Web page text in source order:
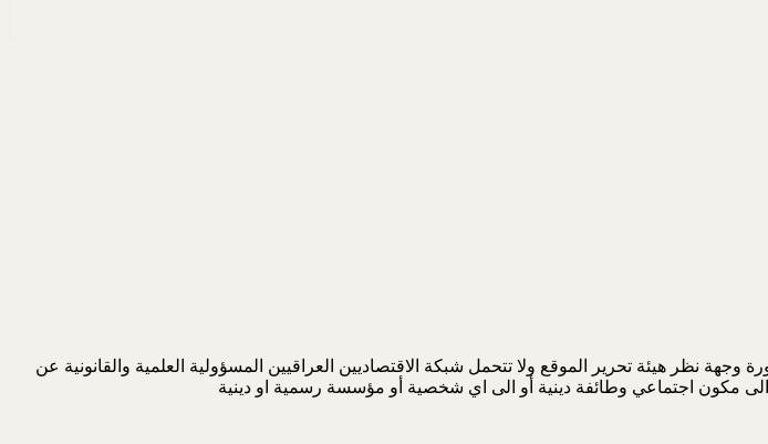
نظر هيئة تحرير الموقع ولا تتحمل شبكة الاقتصاديين العراقيين المسؤولية العلمية والقانونية عن
مكون اجتماعي وطائفة دينية أو الى اي شخصية أو مؤسسة رسمية او دينية